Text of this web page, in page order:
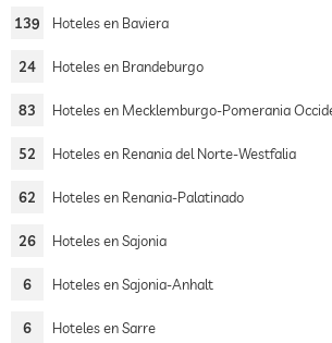
139 Hoteles en Baviera
24 Hoteles en Brandeburgo
83 Hoteles en Mecklemburgo-Pomerania
52 Hoteles en Renania del Norte-Westfalia
62 Hoteles en Renania-Palatinado
26 Hoteles en Sajonia
6 Hoteles en Sajonia-Anhalt
6 Hoteles en Sarre